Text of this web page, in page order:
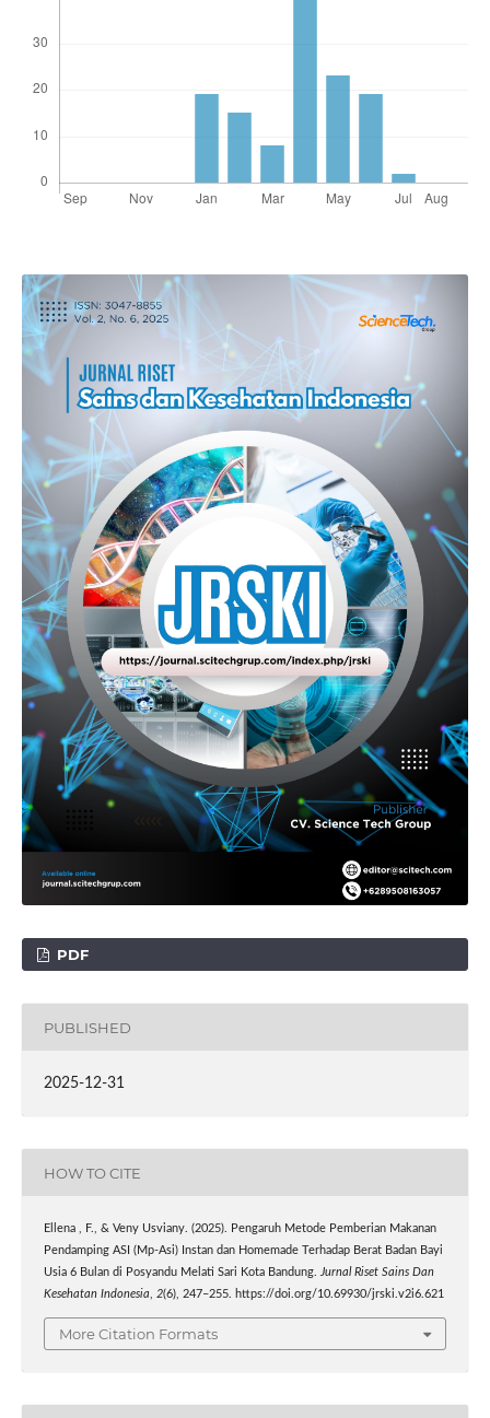
PDF
PUBLISHED
2025-12-31
HOW TO CITE
Ellena , F., & Veny Usviany. (2025). Pengaruh Metode Pemberian Makanan
Pendamping ASI (Mp-Asi) Instan dan Homemade Terhadap Berat Badan Bayi
Usia 6 Bulan di Posyandu Melati Sari Kota Bandung. Jurnal Riset Sains Dan
Kesehatan Indonesia, 2(6), 247–255. https://doi.org/10.69930/jrski.v2i6.621
More Citation Formats